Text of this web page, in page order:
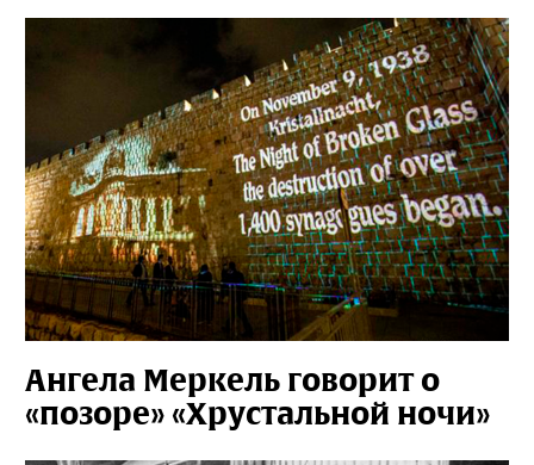
Ангела Меркель говорит о
«позоре» «Хрустальной ночи»